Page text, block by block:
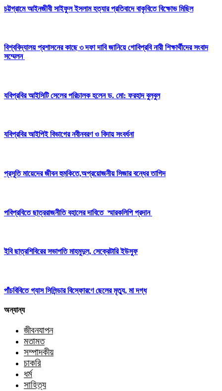
চট্টগ্রামে আইনজীবী সাইফুল ইসলাম হত্যার প্রতিবাদে বাকৃবিতে বিক্ষোভ মিছিল
বিশ্ববিদ্যালয় প্রশাসনের কাছে ৩ দফা দাবি জানিয়ে গোবিপ্রবি নারী শিক্ষার্থীদের সংবাদ
সম্মেলন
যবিপ্রবির আইসিটি সেলের পরিচালক হলেন ড. মো: ফরহাদ বুলবুল
যবিপ্রবির আইপিই বিভাগের নবীনবরণ ও বিদায় সংবর্ধনা
প্রসূতি মায়েদের জীবন হুমকিতে,অপ্রয়োজনীয় সিজার বন্ধের তাগিদ
পবিপ্রবিতে ছাত্ররাজনীতি বহালের দাবিতে স্মারকলিপি প্রদান
ইবি ছাত্রশিবিরের সভাপতি মাহমুদুল, সেক্রেটারি ইউসুফ
পাঁচবিবিতে গ্যাস সিলিন্ডার বিস্ফোরণে ছেলের মৃত্যু, মা দগ্ধ
অন্যান্য
জীবনযাপন
মতামত
সম্পাদকীয়
চাকরি
ধর্ম
সাহিত্য